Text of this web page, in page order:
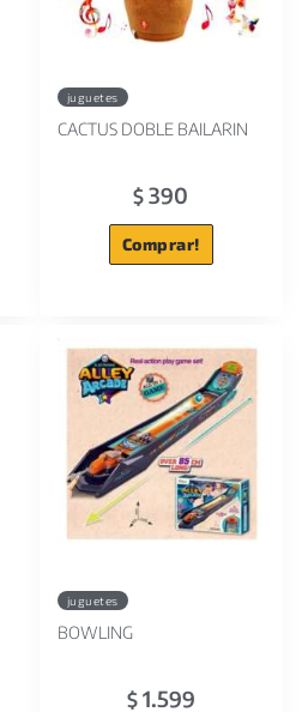
juguetes
CACTUS DOBLE BAILARIN
$ 390
Comprar!
juguetes
BOWLING
$1.599